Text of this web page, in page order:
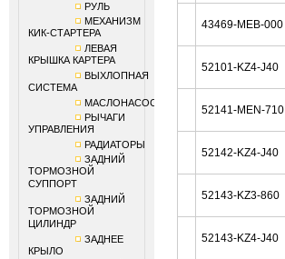
РУЛЬ
МЕХАНИЗМ
КИК-СТАРТЕРА
ЛЕВАЯ
КРЫШКА КАРТЕРА
ВЫХЛОПНАЯ
СИСТЕМА
МАСЛОНАСОС
РЫЧАГИ
УПРАВЛЕНИЯ
РАДИАТОРЫ
ЗАДНИЙ
ТОРМОЗНОЙ
СУППОРТ
ЗАДНИЙ
ТОРМОЗНОЙ
ЦИЛИНДР
ЗАДНЕЕ
КРЫЛО
43469-MEB-000
52101-KZ4-J40
52141-MEN-710
52142-KZ4-J40
52143-KZ3-860
52143-KZ4-J40